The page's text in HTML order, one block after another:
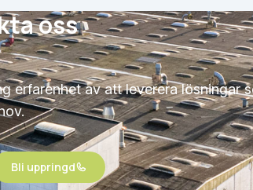
oss
av att leverera lösningar
Bli uppringd